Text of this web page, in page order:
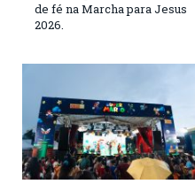
de fé na Marcha para Jesus
2026.